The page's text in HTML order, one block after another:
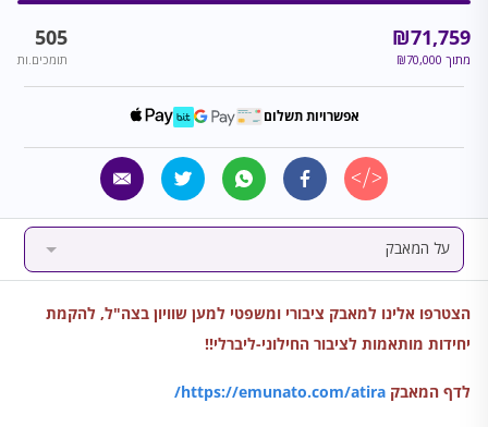
₪71,759
מתוך ₪70,000
505
תומכים.ות
אפשרויות תשלום
על המאבק
הצטרפו אלינו למאבק ציבורי ומשפטי למען שוויון בצה"ל, להקמת
יחידות מותאמות לציבור החילוני-ליברלי!!
לדף המאבק https://emunato.com/atira/